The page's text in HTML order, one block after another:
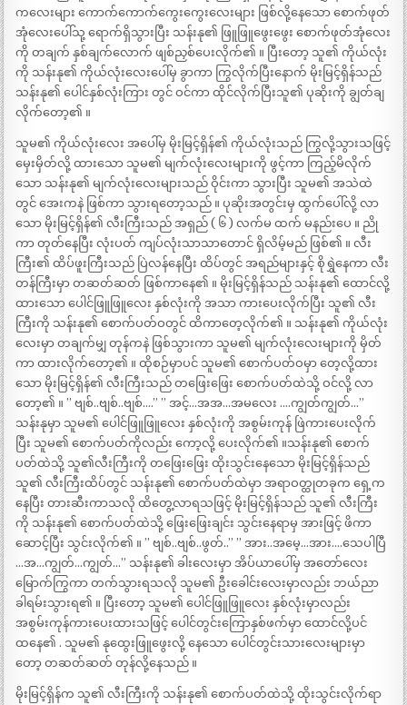
ကလေးများ ကောက်ကောက်ကွေးကွေးလေးများ ဖြစ်လို့နေသော စောက်ဖုတ်
အုံလေးပေါ်သု့ ရောက်ရှိသွားပြီး သန်းနု၏ ဖြူဖြူဖွေးဖွေး စောက်ဖုတ်အုံလေး
ကို တချက် နှစ်ချက်လောက် ဖျစ်ညှစ်ပေးလိုက်၏ ။ ပြီးတော့ သူ၏ ကိုယ်လုံး
ကို သန်းနု၏ ကိုယ်လုံးလေးပေါ်မှ ခွာကာ ကြွလိုက်ပြီးနောက် မိုးမြင့်ရှိန်သည်
သန်းနု၏ ပေါင်နှစ်လုံးကြား တွင် ဝင်ကာ ထိုင်လိုက်ပြီးသူ၏ ပုဆိုးကို ချွတ်ချ
လိုက်တော့၏ ။
သူမ၏ ကိုယ်လုံးလေး အပေါ်မှ မိုးမြင့်ရှိန်၏ ကိုယ်လုံးသည် ကြွလို့သွားသဖြင့်
မှေးမှိတ်လို့ ထားသော သူမ၏ မျက်လုံးလေးများကို ဖွင့်ကာ ကြည့်မိလိုက်
သော သန်းနု၏ မျက်လုံးလေးများသည် ဝိုင်းကာ သွားပြီး သူမ၏ အသဲထဲ
တွင် အေးကနဲ ဖြစ်ကာ သွားရတော့သည် ။ ပုဆိုးအတွင်းမှ ထွက်ပေါ်လို့ လာ
သော မိုးမြင့်ရှိန်၏ လီးကြီးသည် အရှည် ( ၆ ) လက်မ ထက် မနည်းပေ ။ ညို
ကာ တုတ်နေပြီး လုံးပတ် ကျပ်လုံးသာသာတောင် ရှိလိမ့်မည် ဖြစ်၏ ။ လီး
ကြီး၏ ထိပ်ဖူးကြီးသည် ပြဲလန်နေပြီး ထိပ်တွင် အရည်များနှင့် စိုရွှဲနေကာ လီး
တန်ကြီးမှာ တဆတ်ဆတ် ဖြစ်ကာနေ၏ ။ မိုးမြင့်ရှိန်သည် သန်းနု၏ ထောင်လို့
ထားသော ပေါင်ဖြူဖြူလေး နှစ်လုံးကို အသာ ကားပေးလိုက်ပြီး သူ၏ လီး
ကြီးကို သန်းနု၏ စောက်ပတ်ဝတွင် ထိကာတေ့လိုက်၏ ။ သန်းနု၏ ကိုယ်လုံး
လေးမှာ တချက်မျှ တုန်ကနဲ ဖြစ်သွားကာ သူမ၏ မျက်လုံးလေးများကို မှိတ်
ကာ ထားလိုက်တော့၏ ။ ထိုစဉ်မှာပင် သူမ၏ စောက်ပတ်ဝမှာ တေ့လို့ထား
သော မိုးမြင့်ရှိန်၏ လီးကြီးသည် တဖြေးဖြေး စောက်ပတ်ထဲသို့ ဝင်လို့ လာ
တော့၏ ။ ” ဗျစ်..ဗျစ်..ဗျစ်….” ” အင့်…အအ…အမလေး ….ကျွတ်ကျွတ်…”
သန်းနုမှာ သူမ၏ ပေါင်ဖြူဖြူလေး နှစ်လုံးကို အစွမ်းကုန် ဖြဲကားပေးလိုက်
ပြီး သူမ၏ စောက်ပတ်ကိုလည်း ကော့လို့ ပေးလိုက်၏ ။သန်းနု၏ စောက်
ပတ်ထဲသို့ သူ၏လီးကြီးကို တဖြေးဖြေး ထိုးသွင်းနေသော မိုးမြင့်ရှိန်သည်
သူ၏ လီးကြီးထိပ်တွင် သန်းနု၏ စောက်ပတ်ထဲမှာ အရာဝတ္ထုတခုက ရှေ့က
နေပြီး တားဆီးကာသလို ထိတွေ့လာရသဖြင့် မိုးမြင့်ရှိန်သည် သူ၏ လီးကြီး
ကို သန်းနု၏ စောက်ပတ်ထဲသို့ ဖြေးဖြေးချင်း သွင်းနေရာမှ အားဖြင့် ဖိကာ
ဆောင့်ပြီး သွင်းလိုက်၏ ။ ” ဗျစ်..ဗျစ်..ဖွတ်..” ” အား..အမေ့…အား….သေပါပြီ
…အ…ကျွတ်…ကျွတ်…” သန်းနု၏ ခါးလေးမှာ အိပ်ယာပေါ်မှ အတော်လေး
မြောက်ကြွကာ တက်သွားရသလို သူမ၏ ဦးခေါင်းလေးမှာလည်း ဘယ်ညာ
ခါရမ်းသွားရ၏ ။ ပြီးတော့ သူမ၏ ပေါင်ဖြူဖြူလေး နှစ်လုံးမှာလည်း
အစွမ်းကုန်ကားပေးထားသဖြင့် ပေါင်တွင်းကြောနှစ်ဖက်မှာ ထောင်လို့ပင်
ထနေ၏ . သူမ၏ နုထွေးဖြူဖွေးလို့ နေသော ပေါင်တွင်းသားလေးများမှာ
တော့ တဆတ်ဆတ် တုန်လို့နေသည် ။
မိုးမြင့်ရှိန်က သူ၏ လီးကြီးကို သန်းနု၏ စောက်ပတ်ထဲသို့ ထိုးသွင်းလိုက်ရာ